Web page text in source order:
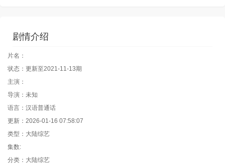
剧情介绍
片名：
状态：更新至2021-11-13期
主演：
导演：未知
语言：汉语普通话
更新：2026-01-16 07:58:07
类型：大陆综艺
集数:
分类：大陆综艺